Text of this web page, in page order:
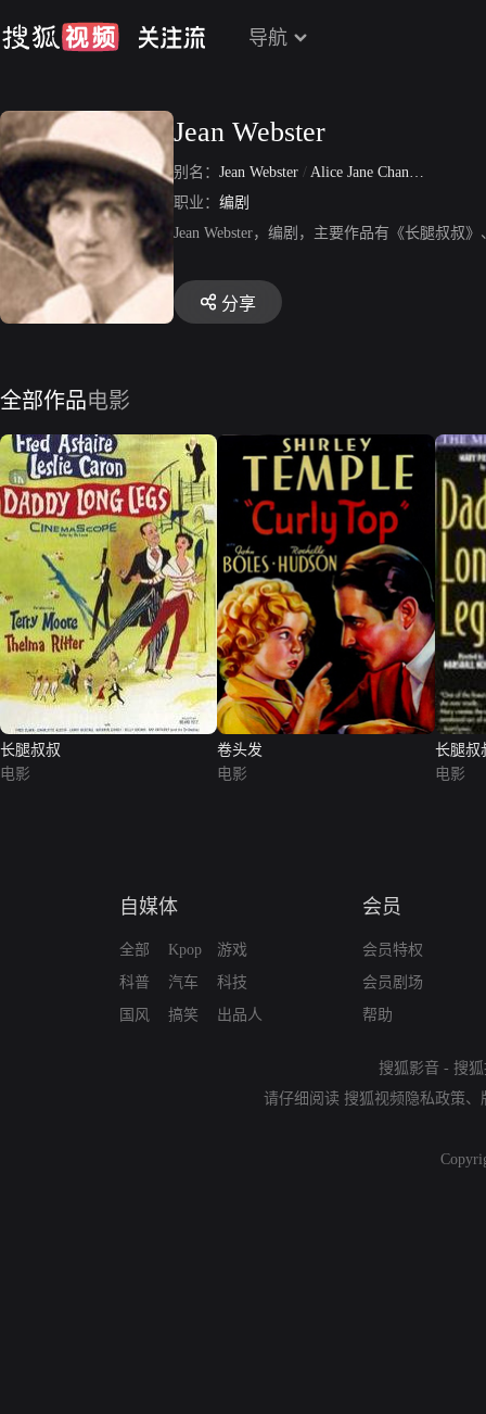
导航
Jean Webster
别名： Jean Webster / Alice Jane Chandler
职业： 编剧
Jean Webster，编剧，主要作品有《长腿叔叔
分享
全部作品电影
长腿叔叔
电影
卷头发
电影
长腿叔
电影
自媒体
全部
科普
国风
Kpop
汽车
搞笑
游戏
科技
出品人
会员
会员特权
会员剧场
帮助
搜狐影音 - 搜
请仔细阅读 搜狐视频隐私政策、